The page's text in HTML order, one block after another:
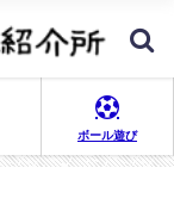
ボール遊び